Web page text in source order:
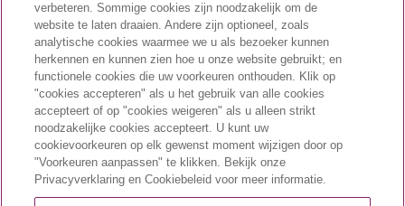
NL-VYX-2300005
July 2023
verbeteren. Sommige cookies zijn noodzakelijk om de
website te laten draaien. Andere zijn optioneel, zoals
analytische cookies waarmee we u als bezoeker kunnen
herkennen en kunnen zien hoe u onze website gebruikt; en
functionele cookies die uw voorkeuren onthouden. Klik op
"cookies accepteren" als u het gebruik van alle cookies
accepteert of op "cookies weigeren" als u alleen strikt
noodzakelijke cookies accepteert. U kunt uw
cookievoorkeuren op elk gewenst moment wijzigen door op
"Voorkeuren aanpassen" te klikken. Bekijk onze
Privacyverklaring en Cookiebeleid voor meer informatie.